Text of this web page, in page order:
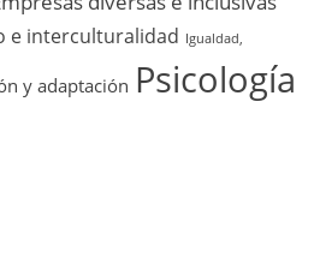
e interculturalidad Igualdad,
y adaptación Psicología